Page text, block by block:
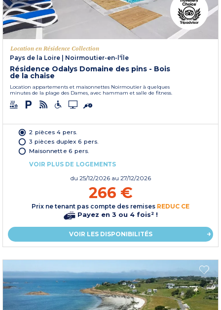
Location en Résidence Collection
Pays de la Loire | Noirmoutier-en-l'Île
Résidence Odalys Domaine des pins - Bois
de la chaise
Location appartements et maisonnettes Noirmoutier à quelques
minutes de la plage des Dames, avec hammam et salle de fitness.
2 pièces 4 pers.
3 pièces duplex 6 pers.
Maisonnette 6 pers.
VOIR PLUS DE LOGEMENTS
du 25/12/2026 au 27/12/2026
266 €
Prix ne tenant pas compte des remises REDUC CE
Payez en 3 ou 4 fois² !
VOIR LES DISPONIBILITÉS